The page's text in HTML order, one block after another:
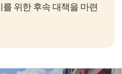
위한 후속 대책을 마련